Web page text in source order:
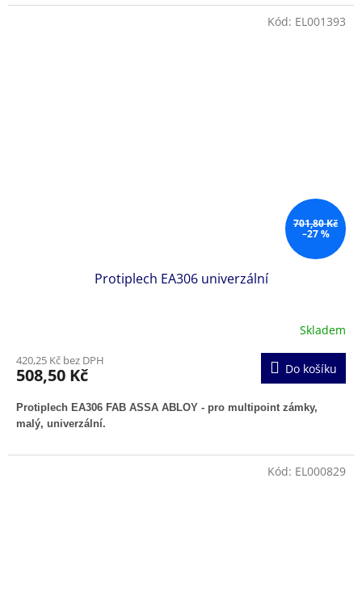
701,80 Kč
–27 %
Protiplech EA306 univerzální
Skladem
420,25 Kč bez DPH
508,50 Kč Do košíku
Protiplech EA306 FAB ASSA ABLOY - pro multipoint zámky,
malý, univerzální.
Kód: EL001393
Kód: EL000829